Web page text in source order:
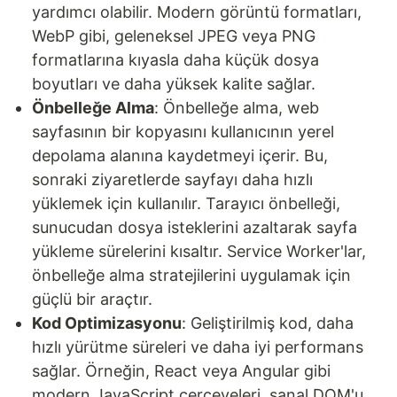
yardımcı olabilir. Modern görüntü formatları,
WebP gibi, geleneksel JPEG veya PNG
formatlarına kıyasla daha küçük dosya
boyutları ve daha yüksek kalite sağlar.
Önbelleğe Alma: Önbelleğe alma, web
sayfasının bir kopyasını kullanıcının yerel
depolama alanına kaydetmeyi içerir. Bu,
sonraki ziyaretlerde sayfayı daha hızlı
yüklemek için kullanılır. Tarayıcı önbelleği,
sunucudan dosya isteklerini azaltarak sayfa
yükleme sürelerini kısaltır. Service Worker'lar,
önbelleğe alma stratejilerini uygulamak için
güçlü bir araçtır.
Kod Optimizasyonu: Geliştirilmiş kod, daha
hızlı yürütme süreleri ve daha iyi performans
sağlar. Örneğin, React veya Angular gibi